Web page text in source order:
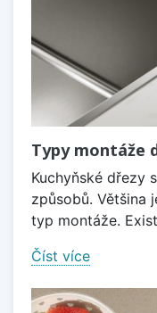
Typy montáže
Kuchyňské dřezy
způsobů. Většina
typ montáže.
Číst více